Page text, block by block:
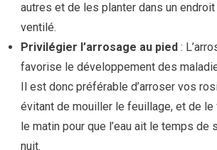
autres et de les planter dans un
ventilé.
Privilégier l’arrosage au pied :
favorise le développement des
Il est donc préférable d’arroser vos
évitant de mouiller le feuillage, et de
le matin pour que l’eau ait le temps de
nuit.